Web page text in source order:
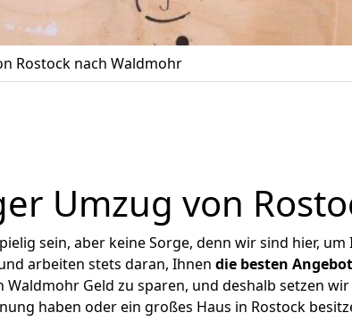
Rostock nach Waldmohr
Umzug von
sein, aber keine Sorge, denn wir sind hier, um
arbeiten stets daran, Ihnen die besten
Geld zu sparen, und deshalb setzen
haben oder ein großes Haus in Rostock